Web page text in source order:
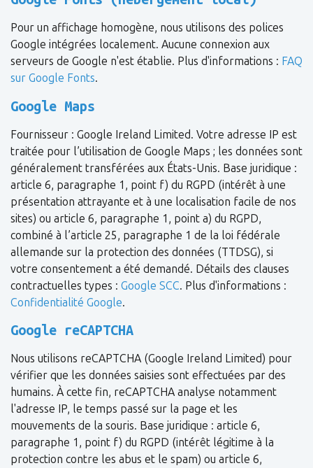
Pour un affichage homogène, nous utilisons des polices
Google intégrées localement. Aucune connexion aux
serveurs de Google n'est établie. Plus d'informations : FAQ
sur Google Fonts.
Google Maps
Fournisseur : Google Ireland Limited. Votre adresse IP est
traitée pour l’utilisation de Google Maps ; les données sont
généralement transférées aux États-Unis. Base juridique :
article 6, paragraphe 1, point f) du RGPD (intérêt à une
présentation attrayante et à une localisation facile de nos
sites) ou article 6, paragraphe 1, point a) du RGPD,
combiné à l’article 25, paragraphe 1 de la loi fédérale
allemande sur la protection des données (TTDSG), si
votre consentement a été demandé. Détails des clauses
contractuelles types : Google SCC. Plus d'informations :
Confidentialité Google.
Google reCAPTCHA
Nous utilisons reCAPTCHA (Google Ireland Limited) pour
vérifier que les données saisies sont effectuées par des
humains. À cette fin, reCAPTCHA analyse notamment
l'adresse IP, le temps passé sur la page et les
mouvements de la souris. Base juridique : article 6,
paragraphe 1, point f) du RGPD (intérêt légitime à la
protection contre les abus et le spam) ou article 6,